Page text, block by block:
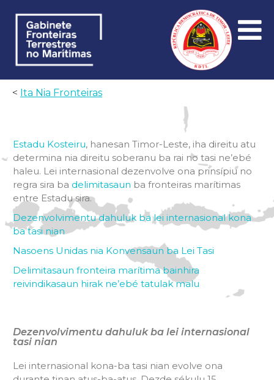
< Ita Nia Fronteiras
Estadu Kosteiru, hanesan Timor-Leste, iha direitu atu
determina nia direitu soberanu ba rai no tasi ne’ebé
haleu. Lei internasional dezenvolve ona prinsípiu no
regra sira ba delimitasaun ba fronteiras marítimas
entre Estadu sira.
Dezenvolvimentu dahuluk ba lei internasional kona
ba tasi nian
Nasoens Unidas nia Konvensaun ba Lei Tasi
Delimitasaun fronteira marítima bainhira
reivindikasaun hirak ne’ebé tatulak malu
Dezenvolvimentu dahuluk ba lei internasional
tasi nian
Lei internasional kona-ba tasi nian evolve ona